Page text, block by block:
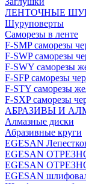
ЛЕНТОЧНЫЕ
Шуруповерты
Саморезы в ленте
F-SMP саморезы
F-SWP саморезы
F-SWY саморезы
F-SFP саморезы
F-STY саморезы
F-SXP саморезы
АБРАЗИВЫ И
Алмазные диски
Абразивные круги
EGESAN
EGESAN
EGESAN
EGESAN